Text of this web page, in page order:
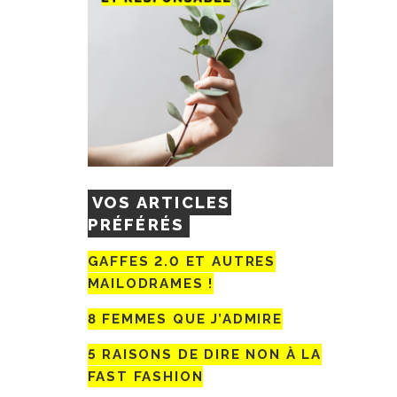
VOS ARTICLES
PRÉFÉRÉS
GAFFES 2.0 ET AUTRES
MAILODRAMES !
8 FEMMES QUE J’ADMIRE
5 RAISONS DE DIRE NON À LA
FAST FASHION